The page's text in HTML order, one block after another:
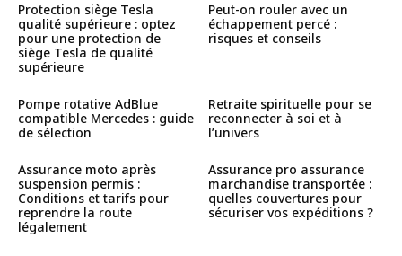
Protection siège Tesla
qualité supérieure : optez
pour une protection de
siège Tesla de qualité
supérieure
Peut-on rouler avec un
échappement percé :
risques et conseils
Pompe rotative AdBlue
compatible Mercedes : guide
de sélection
Retraite spirituelle pour se
reconnecter à soi et à
l’univers
Assurance moto après
suspension permis :
Conditions et tarifs pour
reprendre la route
légalement
Assurance pro assurance
marchandise transportée :
quelles couvertures pour
sécuriser vos expéditions ?